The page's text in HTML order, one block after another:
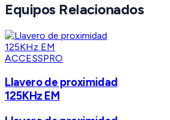
Equipos Relacionados
ACCESSPRO
Llavero de proximidad
125KHz EM